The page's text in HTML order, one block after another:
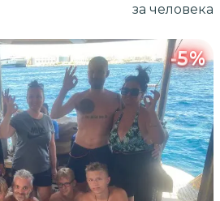
за человека
-5%